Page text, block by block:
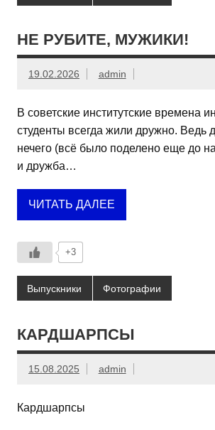
НЕ РУБИТЕ, МУЖИКИ!
19.02.2026 admin
В советские институтские времена
студенты всегда жили дружно. Ведь
нечего (всё было поделено еще до
и дружба…
ЧИТАТЬ ДАЛЕЕ
+3
Выпускники Фотографии
КАРДШАРПСЫ
15.08.2025 admin
Кардшарпсы